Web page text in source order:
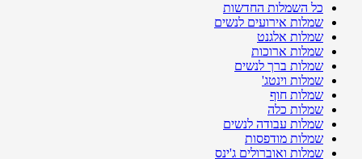
כל השמלות החדשות
שמלות אירועים לנשים
שמלות אלגנט
שמלות ארוכות
שמלות ברך לנשים
שמלות וינטג'
שמלות חוף
שמלות כלה
שמלות עבודה לנשים
שמלות מודפסות
שמלות ואוברולים ג'ינס